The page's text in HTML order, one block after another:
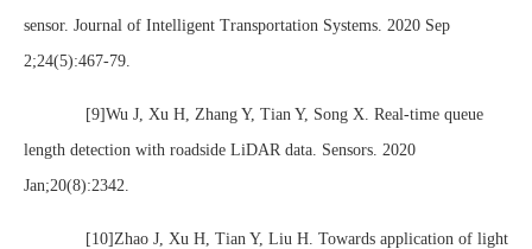
sensor. Journal of Intelligent Transportation Systems. 2020 Sep
2;24(5):467-79.
[9]Wu J, Xu H, Zhang Y, Tian Y, Song X. Real-time queue
length detection with roadside LiDAR data. Sensors. 2020
Jan;20(8):2342.
[10]Zhao J, Xu H, Tian Y, Liu H. Towards application of light